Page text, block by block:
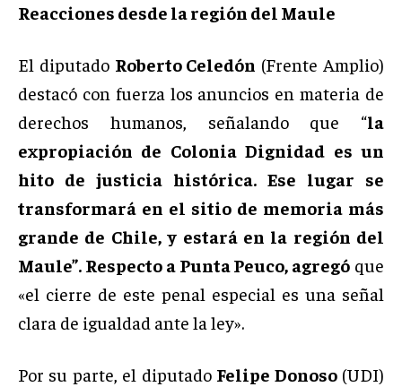
Reacciones desde la región del Maule
El diputado Roberto Celedón (Frente Amplio)
destacó con fuerza los anuncios en materia de
derechos humanos, señalando que “la
expropiación de Colonia Dignidad es un
hito de justicia histórica. Ese lugar se
transformará en el sitio de memoria más
grande de Chile, y estará en la región del
Maule”. Respecto a Punta Peuco, agregó que
«el cierre de este penal especial es una señal
clara de igualdad ante la ley».
Por su parte, el diputado Felipe Donoso(UDI)